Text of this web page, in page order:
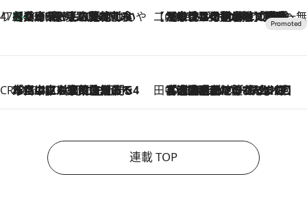
47都道府県の手みやげ ひんやりスイーツで夏を満喫
2026.8.8
【兵庫県】この夏絶対食べたい 冷やしておいしいおやつ3選 淡路島の恵みをジェラートに集約 【CREA×星野リゾート】唯一無二。癒しと発見が待つ場所へ
2026.8.7
【トンボの足水浴】ヒノキの香りに包まれて涼感マックス！約13℃の湧水かけ流しを避暑地「星野温泉 トンボの湯」で体験
CREA'S CHOICE
2026.8.7
「立川にも歌舞伎があるんだよ」 片岡仁左衛門・市川中車ら豪華座組みで4年目の立川立飛歌舞伎へ 田中稲の勝手に再ブーム
2026.8.7
「湘南乃風に憧れて」観客大盛上がりの“タオル回し”に、ラッパー顔負けの高速歌唱まで…さだまさし（74）のアグレッシブすぎる現在地
連載 TOP